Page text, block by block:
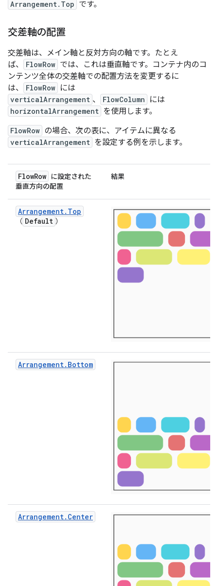
Arrangement.Top です。
交差軸の配置
交差軸は、メイン軸と反対方向の軸です。たとえ
ば、
FlowRow では、これは垂直軸です。コンテナ内のコ
ンテンツ全体の交差軸での配置方法を変更するに
は、
FlowRow には
verticalArrangement 、 FlowColumn には
horizontalArrangement を使用します。
FlowRow の場合、次の表に、アイテムに異なる
verticalArrangement を設定する例を示します。
FlowRow に設定された
垂直方向の配置
結果
Arrangement.Top
（ Default ）
Arrangement.Bottom
Arrangement.Center